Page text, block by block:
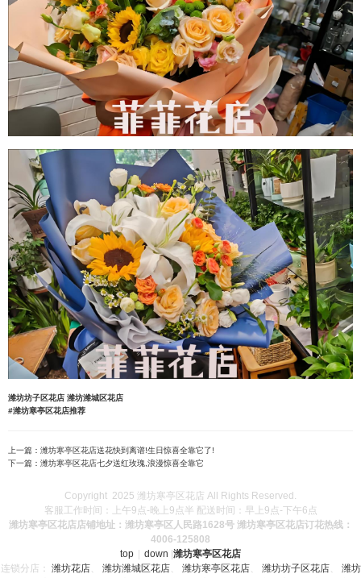
潍坊坊子区花店 潍坊潍城区花店
#潍坊寒亭区花店推荐
上一篇： 潍坊寒亭区花店送花快到离谱!生日惊喜全靠它了!
下一篇： 潍坊寒亭区花店七夕送红玫瑰,浪漫惊喜全靠它
Copyright 2025 潍坊寒亭区花店 All Rights Reserved.
客服工作时间：上午9点-晚上9点半 配送时间：早上9点-下午6点
潍坊寒亭区花店店铺地址：潍坊寒亭区人民路1628号 潍坊寒亭区花店订花热线：
4006-125808
top
down 潍坊寒亭区花店
连锁分店： 潍坊花店、 潍坊潍城区花店、 潍坊寒亭区花店、 潍坊坊子区花店、 潍坊